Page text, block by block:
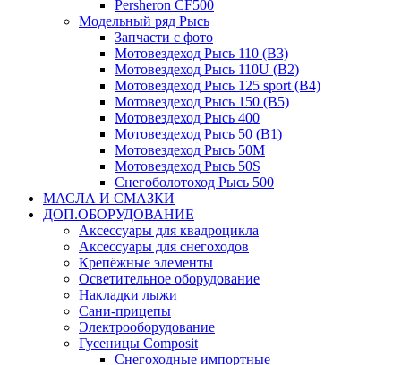
Persheron CF500
Модельный ряд Рысь
Запчасти с фото
Мотовездеход Рысь 110 (B3)
Мотовездеход Рысь 110U (B2)
Мотовездеход Рысь 125 sport (B4)
Мотовездеход Рысь 150 (B5)
Мотовездеход Рысь 400
Мотовездеход Рысь 50 (B1)
Мотовездеход Рысь 50M
Мотовездеход Рысь 50S
Снегоболотоход Рысь 500
МАСЛА И СМАЗКИ
ДОП.ОБОРУДОВАНИЕ
Аксессуары для квадроцикла
Аксессуары для снегоходов
Крепёжные элементы
Осветительное оборудование
Накладки лыжи
Сани-прицепы
Электрооборудование
Гусеницы Composit
Снегоходные импортные